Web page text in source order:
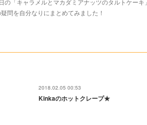
「キャラメルとマカダミアナッツのタルトケーキ
問を自分なりにまとめてみました！
2018.02.05 00:53
Kinkaのホットクレープ★